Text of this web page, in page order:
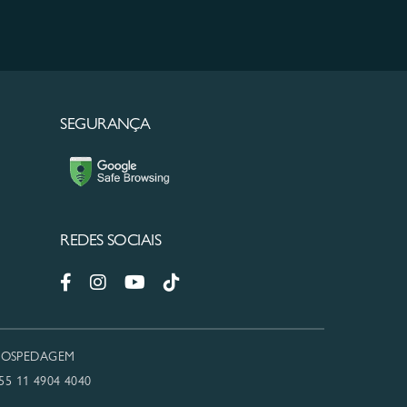
SEGURANÇA
REDES SOCIAIS
11 4904 4040